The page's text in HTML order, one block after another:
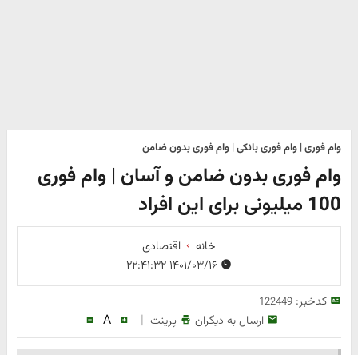
وام فوری | وام فوری بانکی | وام فوری بدون ضامن
وام فوری بدون ضامن و آسان | وام فوری
100 میلیونی برای این افراد
خانه
اقتصادی
۱۴۰۱/۰۳/۱۶ ۲۲:۴۱:۳۲
کدخبر:122449
ارسال به دیگران پرینت |
A